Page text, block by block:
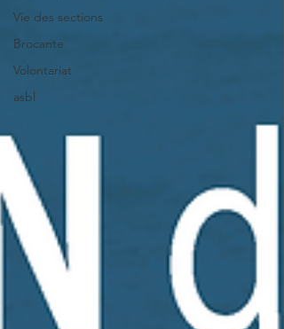
Vie des sections
Brocante
Volontariat
asbl